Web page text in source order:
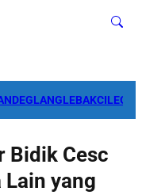
LEBAK
Bidik Cesc
Lain yang